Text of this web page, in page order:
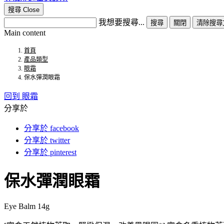
搜尋 Close
我想要搜尋... 搜尋 關閉 清除搜尋
Main content
首頁
產品類型
眼霜
保水彈潤眼霜
回到 眼霜
分享於
分享於 facebook
分享於 twitter
分享於 pinterest
保水彈潤眼霜
Eye Balm 14g